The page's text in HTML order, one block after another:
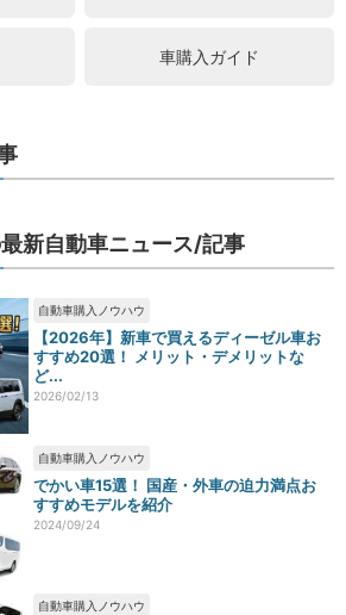
車購入ガイド
新自動車ニュース/記事
自動車購入ノウハウ
【2026年】新車で買えるディーゼル車お
すすめ20選！ メリット・デメリットな
ど...
2026/02/13
自動車購入ノウハウ
でかい車15選！ 国産・外車の迫力満点お
すすめモデルを紹介
2024/09/24
自動車購入ノウハウ